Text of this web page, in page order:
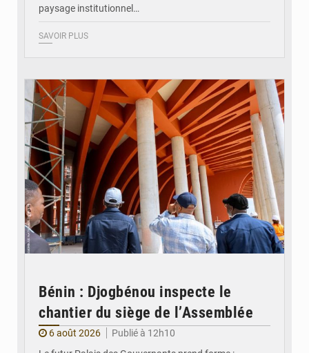
paysage institutionnel…
SAVOIR PLUS
Bénin : Djogbénou inspecte le
chantier du siège de l’Assemblée
6 août 2026
Publié à 12h10